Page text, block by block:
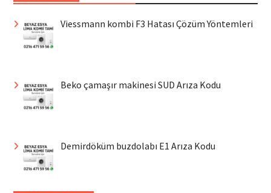
Viessmann kombi F3 Hatası Çözüm Yöntemleri
Beko çamaşır makinesi SUD Arıza Kodu
Demirdöküm buzdolabı E1 Arıza Kodu